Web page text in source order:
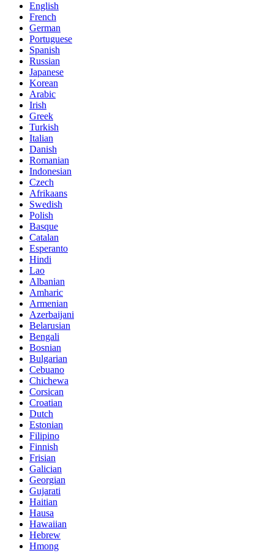
English
French
German
Portuguese
Spanish
Russian
Japanese
Korean
Arabic
Irish
Greek
Turkish
Italian
Danish
Romanian
Indonesian
Czech
Afrikaans
Swedish
Polish
Basque
Catalan
Esperanto
Hindi
Lao
Albanian
Amharic
Armenian
Azerbaijani
Belarusian
Bengali
Bosnian
Bulgarian
Cebuano
Chichewa
Corsican
Croatian
Dutch
Estonian
Filipino
Finnish
Frisian
Galician
Georgian
Gujarati
Haitian
Hausa
Hawaiian
Hebrew
Hmong